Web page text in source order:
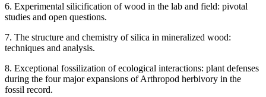
6. Experimental silicification of wood in the lab and field: pivotal
studies and open questions.
7. The structure and chemistry of silica in mineralized wood:
techniques and analysis.
8. Exceptional fossilization of ecological interactions: plant defenses
during the four major expansions of Arthropod herbivory in the
fossil record.